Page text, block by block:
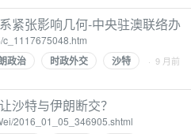
紧张影响几何-中央驻澳联络办
c_1117675048.htm
政治 时政外交 沙特 · 9 月前
沙特与伊朗断交？
2016_01_05_346905.shtml